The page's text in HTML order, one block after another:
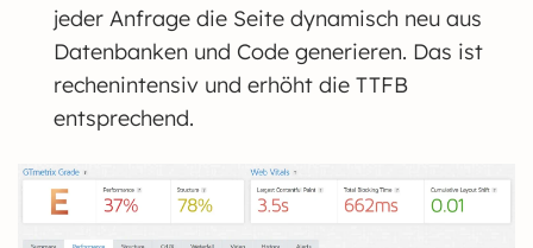
jeder Anfrage die Seite dynamisch neu aus
Datenbanken und Code generieren. Das ist
rechenintensiv und erhöht die TTFB
entsprechend.